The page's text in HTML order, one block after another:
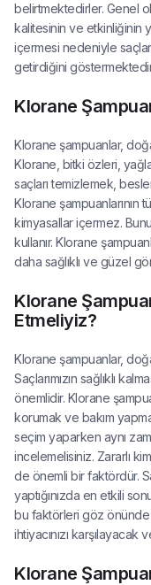
belirtmektedirler. Genel
kalitesinin ve etkinliğinin
içermesi nedeniyle
getirdiğini
Klorane
Klorane şampuanlar,
Klorane, bitki özleri,
saçları temizlemek,
Klorane şampuanlarının
kimyasallar içermez.
kullanır. Klorane
daha sağlıklı ve güzel
Klorane
Etmeliyiz?
Klorane şampuanlar,
Saçlarımızın sağlıklı
önemlidir. Klorane
korumak ve bakım
seçim yaparken aynı
incelemelisiniz. Zararlı
de önemli bir faktördür.
yaptığınızda en etkili
bu faktörleri göz önünde
ihtiyacınızı
Klorane